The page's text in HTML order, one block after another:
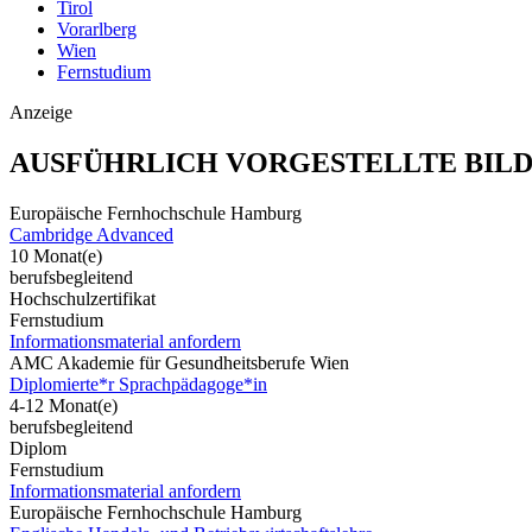
Tirol
Vorarlberg
Wien
Fernstudium
Anzeige
AUSFÜHRLICH VORGESTELLTE
Europäische Fernhochschule Hamburg
Cambridge Advanced
10 Monat(e)
berufsbegleitend
Hochschulzertifikat
Fernstudium
Informationsmaterial anfordern
AMC Akademie für Gesundheitsberufe Wien
Diplomierte*r Sprachpädagoge*in
4-12 Monat(e)
berufsbegleitend
Diplom
Fernstudium
Informationsmaterial anfordern
Europäische Fernhochschule Hamburg